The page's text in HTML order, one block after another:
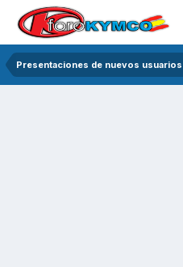
Presentaciones de nuevos usuarios